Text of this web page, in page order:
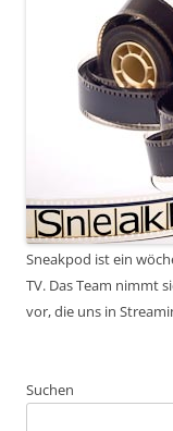
Sneakpod ist ein
TV. Das Team nimmt
vor, die uns in
Suchen